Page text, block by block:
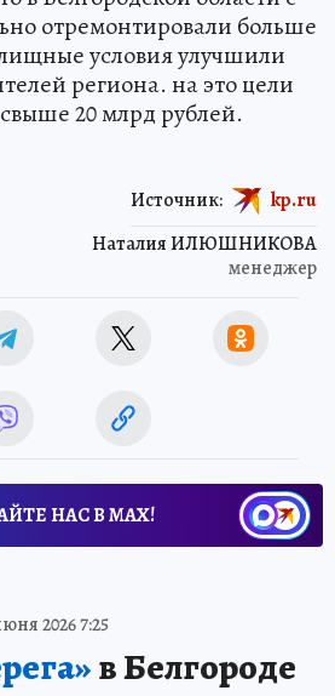
отремонтировали больше
условия улучшили
региона. на это цели
20 млрд рублей.
Наталия ИЛЮШНИКОВА
менеджер
Источник: kp.ru
НАС В МАХ!
2026 7:25
в Белгороде